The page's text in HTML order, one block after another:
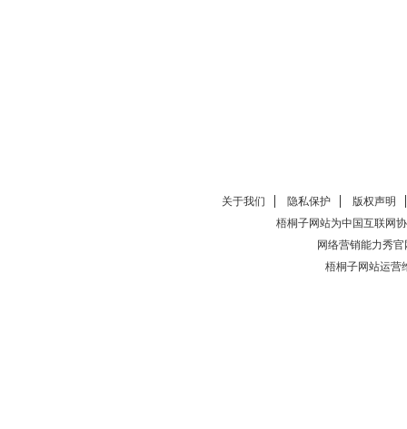
关于我们 隐私保护
版权声明
梧桐子网站为中国互联网
网络营销能力秀官
梧桐子网站运营